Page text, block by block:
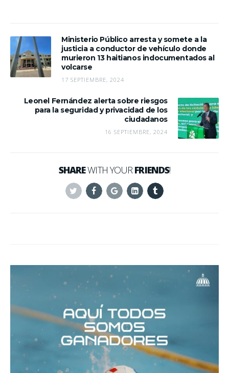
Ministerio Público arresta y somete a la
justicia a conductor de vehículo donde
murieron 13 haitianos indocumentados al
volcarse
17 SEPTIEMBRE, 2024
Leonel Fernández alerta sobre riesgos
para la seguridad y privacidad de los
ciudadanos
16 SEPTIEMBRE, 2024
SHAREWITH YOURFRIENDS!